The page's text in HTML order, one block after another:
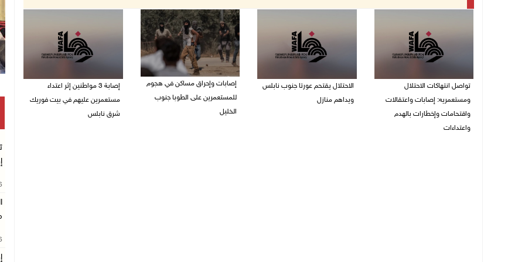
تواصل انتهاكات الاحتلال
ومستعمريه: إصابات واعتقالات
واقتحامات وإخطارات بالهدم
واعتداءات
الاحتلال يقتحم عورتا جنوب نابلس
ويداهم منازل
إصابات وإحراق مساكن في هجوم
للمستعمرين على الطوبا جنوب
الخليل
إصابة 3 مواطنين إثر اعتداء
مستعمرين عليهم في بيت فوريك
شرق نابلس